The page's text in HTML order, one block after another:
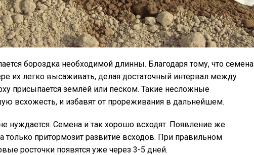
бороздка необходимой длинны. Благодаря тому, что семена
их легко высаживать, делая достаточный интервал между
присыпается землёй или песком. Такие несложные
всхожесть, и избавят от прореживания в дальнейшем.
нуждается. Семена и так хорошо всходят. Появление же
только притормозит развитие всходов. При правильном
росточки появятся уже через 3-5 дней.